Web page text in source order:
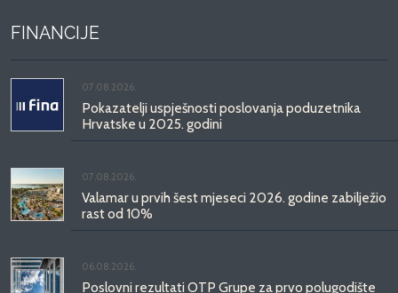
FINANCIJE
07.08.2026.
Pokazatelji uspješnosti poslovanja poduzetnika
Hrvatske u 2025. godini
07.08.2026.
Valamar u prvih šest mjeseci 2026. godine zabilježio
rast od 10%
06.08.2026.
Poslovni rezultati OTP Grupe za prvo polugodište